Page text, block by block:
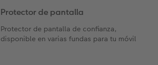
Protector de pantalla
Protector de pantalla de confianza,
disponible en varias fundas para tu móvil